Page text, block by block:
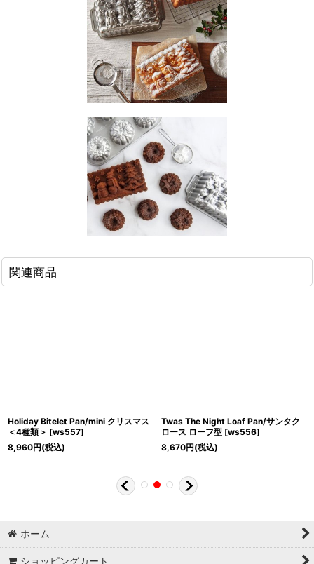
関連商品
Holiday Bitelet Pan/mini クリスマス
＜4種類＞ [ws557]
8,960円(税込)
Twas The Night Loaf Pan/サンタク
ロース ローフ型 [ws556]
8,670円(税込)
ホーム
ショッピングカート